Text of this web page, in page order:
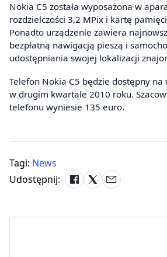
Nokia C5 została wyposażona w
rozdzielczości 3,2 MPix i kartę
Ponadto urządzenie zawiera
bezpłatną nawigacją pieszą i
udostępniania swojej lokalizacji
Telefon Nokia C5 będzie dostępny
w drugim kwartale 2010 roku.
telefonu wyniesie 135 euro.
Tagi: News
Udostępnij: